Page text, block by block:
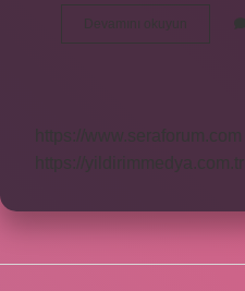
Devamını okuyun
Personeli
https://www.seraforum.com
https://yildirimmedya.com.tr